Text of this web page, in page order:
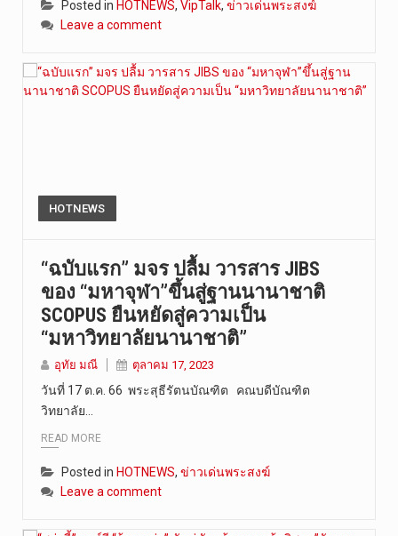
Posted in HOTNEWS, VipTalk, ข่าวเด่นพระสงฆ์
Leave a comment
HOTNEWS
“ฉบับแรก” มจร ปลื้ม วารสาร JIBS
ของ “มหาจุฬา”ขึ้นสู่ฐานนานาชาติ
SCOPUS ยืนหยัดสู่ความเป็น
“มหาวิทยาลัยนานาชาติ”
อุทัย มณี ตุลาคม 17, 2023
วันที่ 17 ต.ค. 66 พระสุธีรัตนบัณฑิต คณบดีบัณฑิต
วิทยาลัย…
READ MORE
Posted in HOTNEWS, ข่าวเด่นพระสงฆ์
Leave a comment